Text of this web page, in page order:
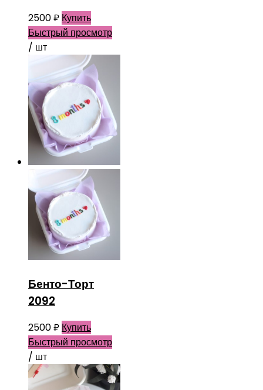
2500₽ Купить
Быстрый просмотр
/ шт
Бенто-Торт
2092
2500₽ Купить
Быстрый просмотр
/ шт